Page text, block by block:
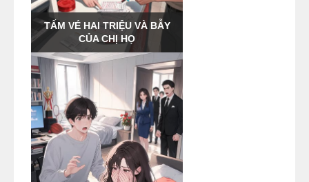
TẤM VÉ HAI TRIỆU VÀ BẪY
CỦA CHỊ HỌ